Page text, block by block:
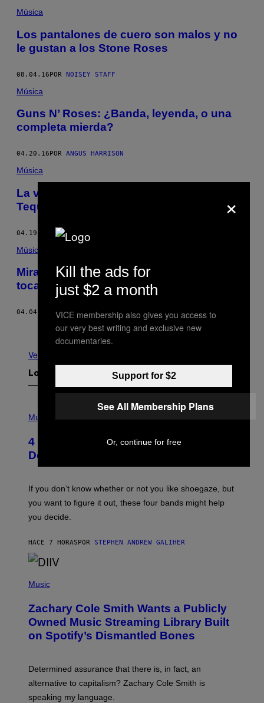
Música
Los pantalones de cuero son malos y no
le gustan a los Stone Roses
08.04.16POR NOISEY STAFF
Música
Guns N’ Roses: ¿Banda, leyenda, o una
completa mierda?
04.20.16 POR ANGUS HARRISON
Música
La vez que Guns N’ Roses volvió nada el
Tequendama
04.19.16 PORJUAN SEBASTIÁN BARRIGA OSSA
Música
Mira algunos videos de Guns n’ Roses
tocando con su alineación clásica
04.04.16 PORJOHN HILL
Más antiguo
Ver todo
Lo más reciente
H
O
B
Y
O
T
E
A
O
E
Y
I
M
A
Music
4 Shoegaze Songs to Listen to if You
Don’t Know if You Like Shoegaze
If you don’t know whether or not you like shoegaze, but
you want to figure it out, these four bands might help
you decide.
HACE 7 HORAS POR STEPHEN ANDREW GALIHER
P
T
O
B
Y
E
R
O
Music
Zachary Cole Smith Wants a Publicly
Owned Music Streaming Library Built
on Spotify’s Dismantled Bones
Determined assurance that there is, in fact, an
alternative to capitalism? Zachary Cole Smith is
speaking my language.
×
Kill the ads for
just $2 a month
VICE membership also gives you access to
our very best writing and exclusive new
documentaries.
Support for $2
See All Membership Plans
Or, continue for free